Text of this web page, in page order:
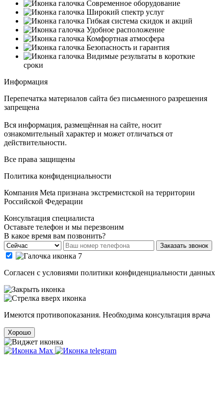
Современное оборудование
Широкий спектр услуг
Гибкая система скидок и акций
Удобное расположение
Комфортная атмосфера
Безопасность и гарантия
Видимые результаты в короткие
сроки
Информация
Перепечатка материалов сайта без письменного разрешения
запрещена
Вся информация, размещённая на сайте, носит
ознакомительный характер и может отличаться от
действительности.
Все права защищены
Политика конфиденциальности
Компания Meta признана экстремистской на территории
Российской Федерации
Консультация специалиста
Оставьте телефон и мы перезвоним
В какое время вам позвонить?
Заказать звонок
Cогласен с условиями политики конфиденциальности данных
Имеются противопоказания. Необходима консультация врача
Хорошо